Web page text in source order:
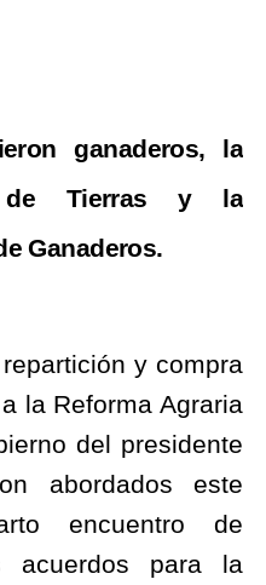
ganaderos, la
de Tierras y la
Ganaderos.
y compra
la Reforma Agraria
del presidente
abordados este
encuentro de
acuerdos para la